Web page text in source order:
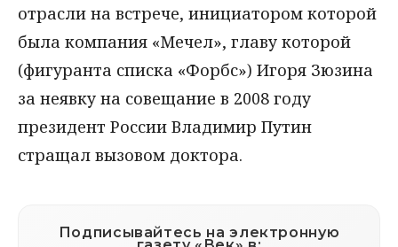
отрасли на встрече, инициатором которой
была компания «Мечел», главу которой
(фигуранта списка «Форбс») Игоря Зюзина
за неявку на совещание в 2008 году
президент России Владимир Путин
стращал вызовом доктора.
Подписывайтесь на электронную